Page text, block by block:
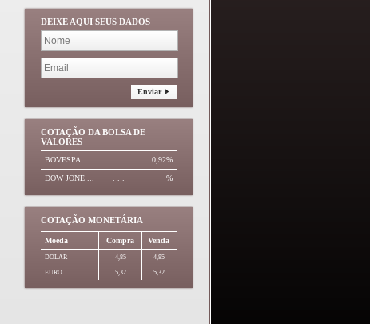
DEIXE AQUI SEUS DADOS
Enviar
COTAÇÃO DA BOLSA DE
VALORES
BOVESPA 0,92%
DOW JONE ... %
COTAÇÃO MONETÁRIA
Moeda Compra Venda
DOLAR 4,85 4,85
EURO 5,32 5,32